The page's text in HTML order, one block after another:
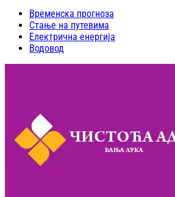
Временска прогноза
Стање на путевима
Електрична енергија
Водовод